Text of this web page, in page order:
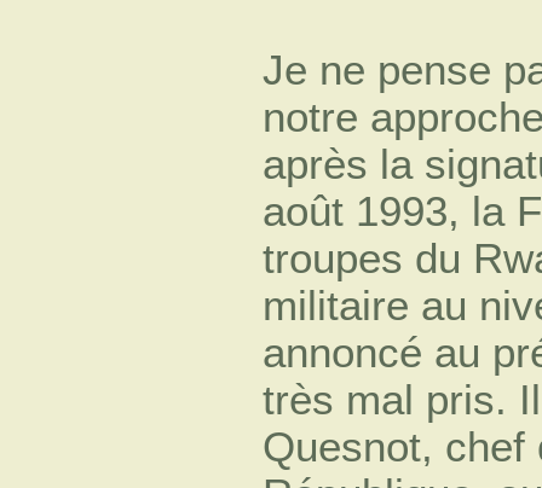
Je ne pense
notre
après la
août 1993, la
troupes du
militaire au
annoncé au
très mal pris.
Quesnot, chef